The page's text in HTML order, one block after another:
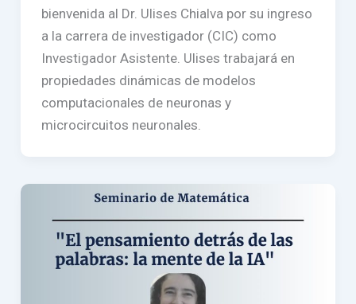
bienvenida al Dr. Ulises Chialva por su ingreso
a la carrera de investigador (CIC) como
Investigador Asistente. Ulises trabajará en
propiedades dinámicas de modelos
computacionales de neuronas y
microcircuitos neuronales.